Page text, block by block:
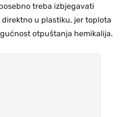
treba izbjegavati
u plastiku, jer toplota
otpuštanja hemikalija.